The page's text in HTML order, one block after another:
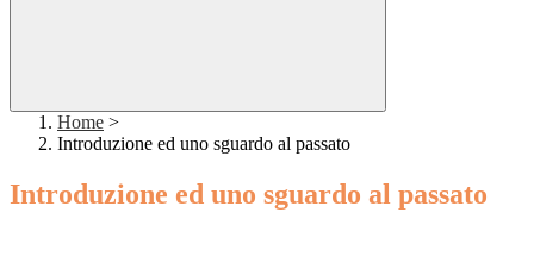
Home >
Introduzione ed uno sguardo al passato
Introduzione ed uno sguardo al passato